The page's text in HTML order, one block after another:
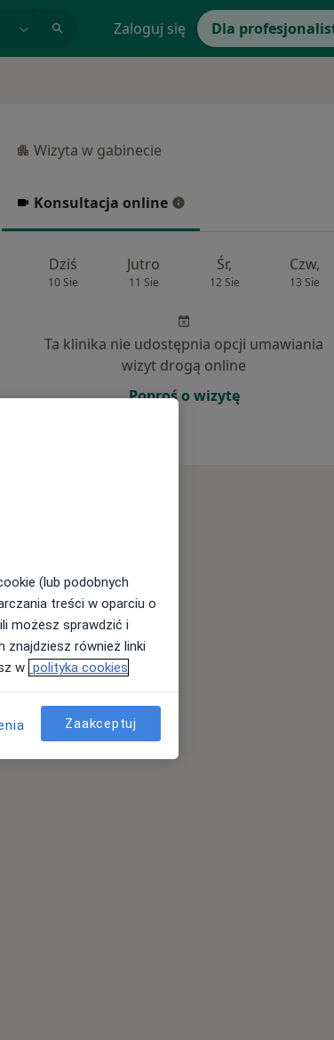
Zaloguj się Dla
na pytania (16)
Wizyta w gabinecie
Wizyta w gabinecie
Konsultacja online
Konsultacja online
Dziś
10 Sie
Jutro
11 Sie
Śr,
12 Sie
Czw,
13 Sie
Ta klinika nie udostępnia opcji umawiania
wizyt drogą online
Poproś o wizytę
(lub podobnych
treści w oparciu o
możesz sprawdzić i
znajdziesz również linki
w polityka cookies
Zaakceptuj